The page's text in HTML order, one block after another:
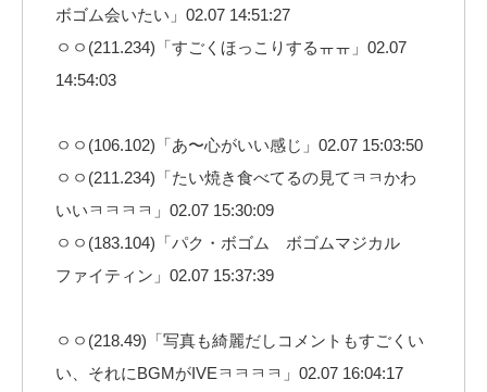
ボゴム会いたい」02.07 14:51:27
ㅇㅇ(211.234)「すごくほっこりするㅠㅠ」02.07
14:54:03
ㅇㅇ(106.102)「あ〜心がいい感じ」02.07 15:03:50
ㅇㅇ(211.234)「たい焼き食べてるの見てㅋㅋかわ
いいㅋㅋㅋㅋ」02.07 15:30:09
ㅇㅇ(183.104)「パク・ボゴム ボゴムマジカル
ファイティン」02.07 15:37:39
ㅇㅇ(218.49)「写真も綺麗だしコメントもすごくい
い、それにBGMがIVEㅋㅋㅋㅋ」02.07 16:04:17